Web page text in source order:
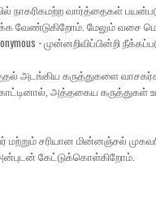
நாகரிகமற்ற வார்த்தைகள்
வேண்டுகிறோம். மேலும் வசை
- முன்னறிவிப்பின்றி
அடங்கிய கருத்துகளை
காட்டினால், அத்தகைய கருத்துகள்
மற்றும் சரியான மின்னஞ்சல்
அன்புடன் கேட்டுக்கொள்கிறோம்.